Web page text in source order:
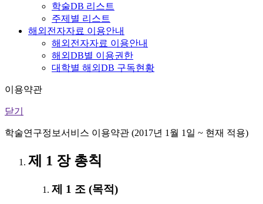
학술DB 리스트
주제별 리스트
해외전자자료 이용안내
해외전자자료 이용안내
해외DB별 이용권한
대학별 해외DB 구독현황
이용약관
닫기
학술연구정보서비스 이용약관 (2017년 1월 1일 ~ 현재 적용)
제 1 장 총칙
제 1 조 (목적)